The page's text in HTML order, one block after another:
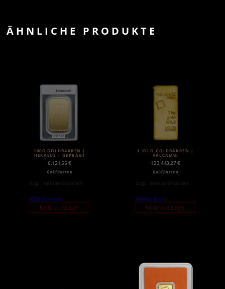
ÄHNLICHE PRODUKTE
100G GOLDBARREN |
HERAEUS | GEPRÄGT
6.121,55€
Goldbarren
zzgl. Versandkosten
Weiterlesen
Nicht auf Lager
1 KILO GOLDBARREN |
VALCAMBI
123.443,27 €
Goldbarren
zzgl. Versandkosten
Weiterlesen
Nicht auf Lager